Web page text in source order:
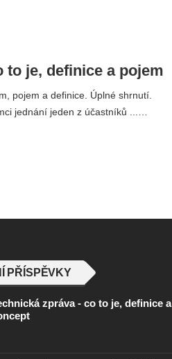
je, definice a pojem
pojem a definice. Úplné shrnutí.
jednání jeden z účastníků ...…
PŘÍSPĚVKY
zpráva - co to je, definice a